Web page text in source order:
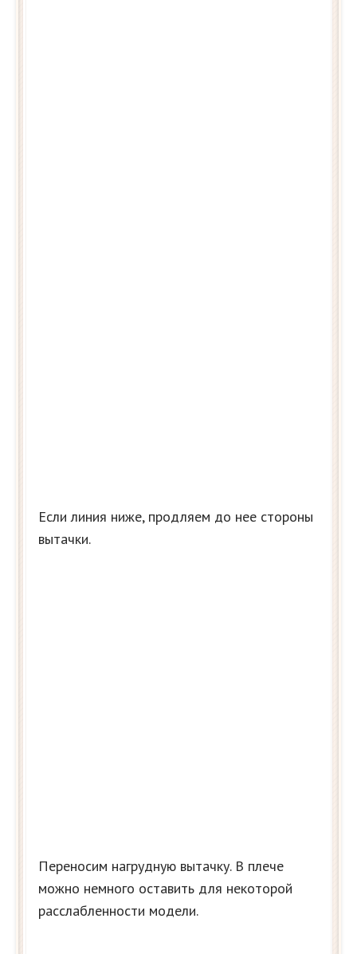
Если линия ниже, продляем до нее стороны
вытачки.
Переносим нагрудную вытачку. В плече
можно немного оставить для некоторой
расслабленности модели.